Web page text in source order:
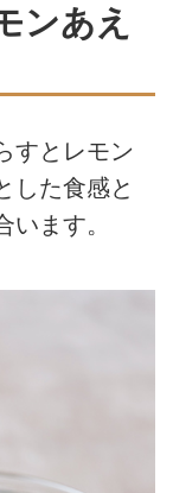
ンあえ
すとレモン
した食感と
ます。